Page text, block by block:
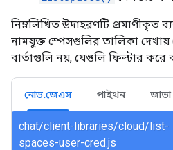
নিম্নলিখিত উদাহরণটি প্রমাণীকৃত
নামযুক্ত স্পেসগুলির তালিকা
বার্তাগুলি নয়, যেগুলি ফিল্টার করে
নোড.জেএস পাইথন জাভা
chat/client-libraries/cloud/list-
spaces-user-cred.js